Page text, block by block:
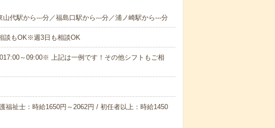
代駅から---分／福島口駅から---分／浦ノ崎駅から---分
談もOK※週3日も相談OK
～09:00※ 上記は一例です！その他シフトもご相
福祉士：時給1650円～2062円 / 初任者以上：時給1450